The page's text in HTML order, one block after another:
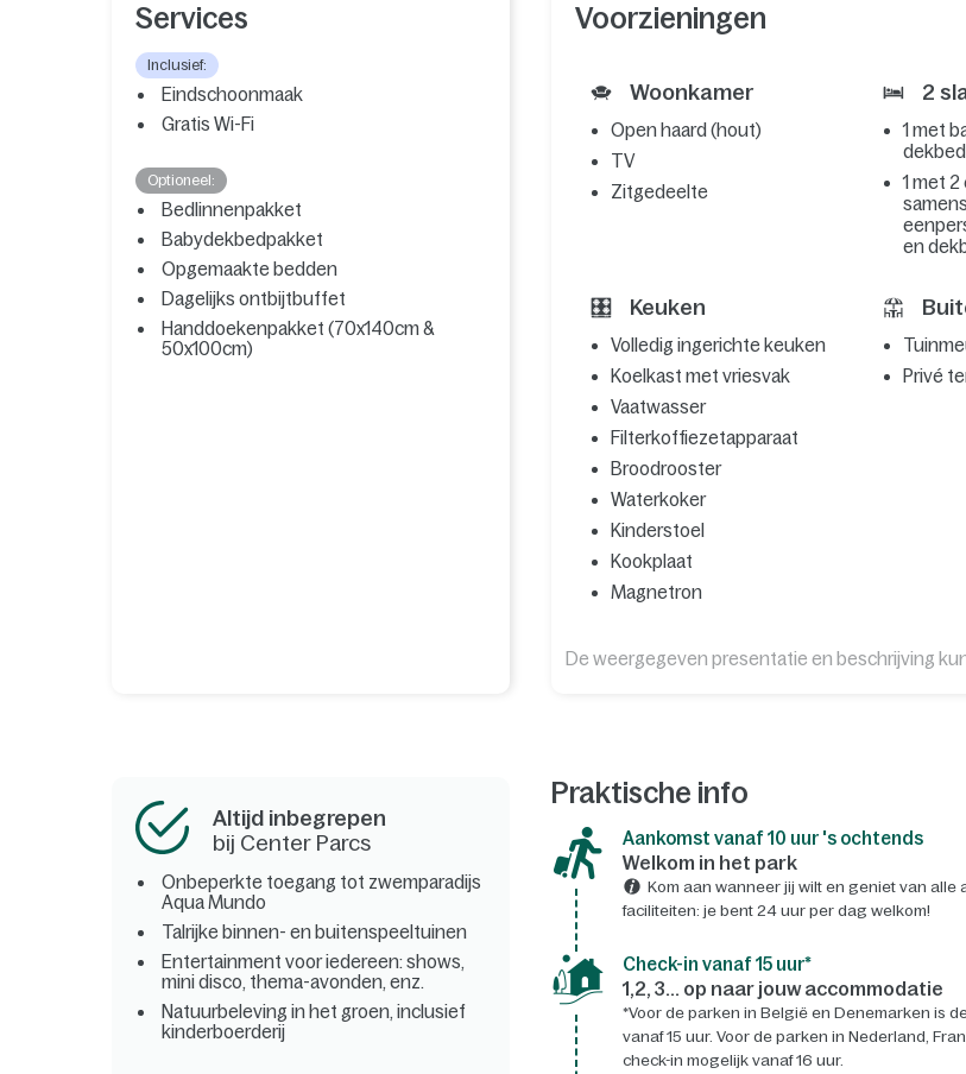
Services
Inclusief:
Eindschoonmaak
Gratis Wi-Fi
Optioneel:
Bedlinnenpakket
Babydekbedpakket
Opgemaakte bedden
Dagelijks ontbijtbuffet
Handdoekenpakket (70x140cm &
50x100cm)
Voorzieningen
Woonkamer
Open haard (hout)
TV
Zitgedeelte
2
1 met
1 met
en
Keuken
Volledig ingerichte keuken
Koelkast met vriesvak
Vaatwasser
Filterkoffiezetapparaat
Broodrooster
Waterkoker
Kinderstoel
Kookplaat
Magnetron
Privé
De weergegeven presentatie en beschrijving
Altijd inbegrepen
bij Center Parcs
Onbeperkte toegang tot zwemparadijs
Aqua Mundo
Talrijke binnen- en buitenspeeltuinen
Entertainment voor iedereen: shows,
mini disco, thema-avonden, enz.
Natuurbeleving in het groen, inclusief
kinderboerderij
Praktische info
Aankomst vanaf 10 uur 's ochtends
Welkom in het park
Kom aan wanneer jij wilt en geniet van alle
faciliteiten: je bent 24 uur per dag welkom!
Check-in vanaf 15 uur*
1,2, 3... op naar jouw accommodatie
*Voor de parken in België en Denemarken is
vanaf 15 uur. Voor de parken in Nederland,
check-in mogelijk vanaf 16 uur.